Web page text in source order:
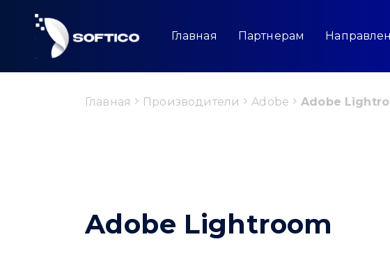
content
Главная Партнерам
Главная Производители Adobe Adobe
Adobe Lightroom